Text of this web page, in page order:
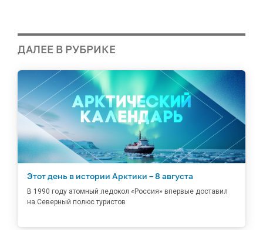
ДАЛЕЕ В РУБРИКЕ
Этот день в истории Арктики – 8 августа
В 1990 году атомный ледокол «Россия» впервые доставил
на Северный полюс туристов